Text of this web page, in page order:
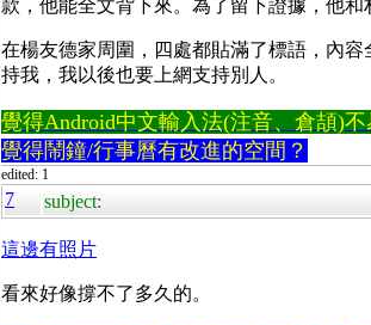
款，他能全文背下來。為了留下證據，他
在楊友德家周圍，四處都貼滿了標語，內
持我，我以後也要上網支持別人。
覺得Android中文輸入法(注音、倉頡)
覺得鬧鐘/行事曆有改進的空間？
edited: 1
7 subject:
這邊有照片
看來好像撐不了多久的。